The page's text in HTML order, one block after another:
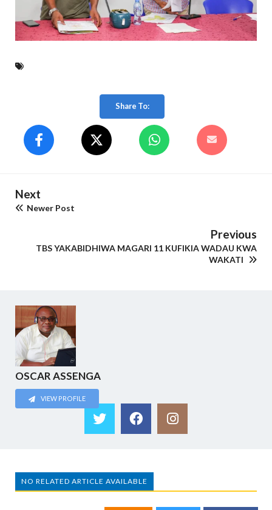
Share To:
Next
Newer Post
Previous
TBS YAKABIDHIWA MAGARI 11 KUFIKIA WADAU KWA
WAKATI
OSCAR ASSENGA
VIEW PROFILE
NO RELATED ARTICLE AVAILABLE